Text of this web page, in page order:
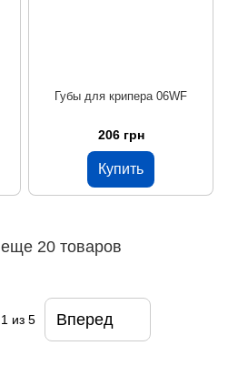
Губы для крипера 06WF
206 грн
Купить
20 товаров
1из 5 Вперед